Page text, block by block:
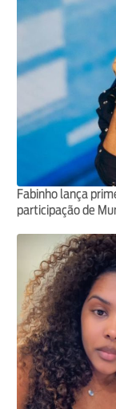
Fabinho lança
participação de